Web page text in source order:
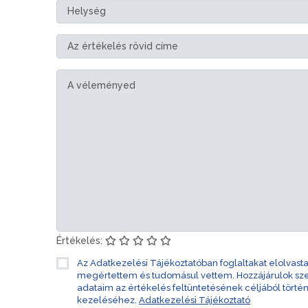
Értékelés:
Az Adatkezelési Tájékoztatóban foglaltakat
megértettem és tudomásul vettem. Hozzájárulok
adataim az értékelés feltüntetésének céljából
kezeléséhez. Adatkezelési Tájékoztató